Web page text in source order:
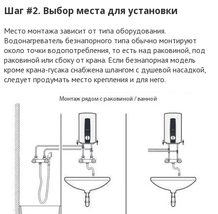
Шаг #2. Выбор места для установки
Место монтажа зависит от типа оборудования.
Водонагреватель безнапорного типа обычно монтируют
около точки водопотребления, то есть над раковиной, под
раковиной или сбоку от крана. Если безнапорная модель
кроме крана-гусака снабжена шлангом с душевой насадкой,
следует продумать место крепления и для него.